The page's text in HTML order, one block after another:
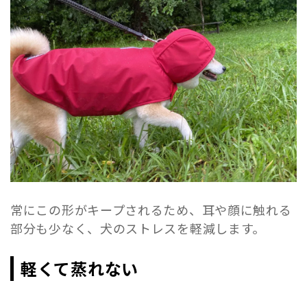
常にこの形がキープされるため、耳や顔に触れる
部分も少なく、犬のストレスを軽減します。
軽くて蒸れない